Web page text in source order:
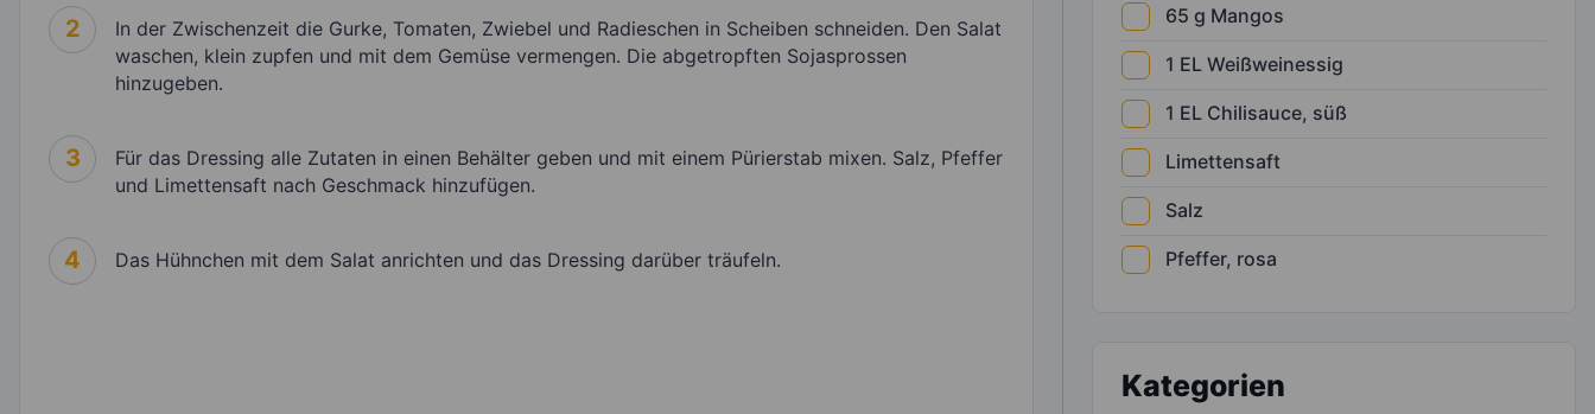
2
In der Zwischenzeit die Gurke, Tomaten, Zwiebel und Radieschen in Scheiben schneiden. Den Salat
waschen, klein zupfen und mit dem Gemüse vermengen. Die abgetropften Sojasprossen
hinzugeben.
3
Für das Dressing alle Zutaten in einen Behälter geben und mit einem Pürierstab mixen. Salz, Pfeffer
und Limettensaft nach Geschmack hinzufügen.
4 Das Hühnchen mit dem Salat anrichten und das Dressing darüber träufeln.
65 g Mangos
1 EL Weißweinessig
1 EL Chilisauce, süß
Limettensaft
Salz
Pfeffer, rosa
Kategorien